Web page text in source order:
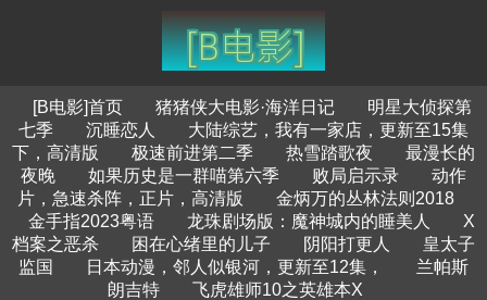
[B电影]首页 猪猪侠大电影·海洋日记
明星大侦探第
七季
沉睡恋人
大陆综艺，我有一家店，更新至15集
下，高清版
极速前进第二季 热雪踏歌夜
最漫长的
夜晚
如果历史是一群喵第六季 败局启示录
动作
片，急速杀阵，正片，高清版
金炳万的丛林法则2018
金手指2023粤语
龙珠剧场版：魔神城内的睡美人
X
档案之恶杀
困在心绪里的儿子 阴阳打更人
皇太子
监国
日本动漫，邻人似银河，更新至12集，
兰帕斯
朗吉特
飞虎雄师10之英雄本X